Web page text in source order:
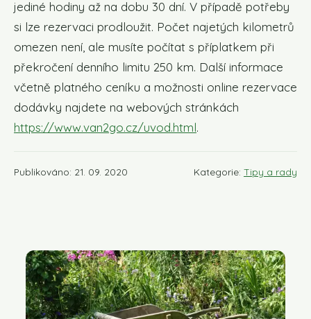
jediné hodiny až na dobu 30 dní. V případě potřeby
si lze rezervaci prodloužit. Počet najetých kilometrů
omezen není, ale musíte počítat s příplatkem při
překročení denního limitu 250 km. Další informace
včetně platného ceníku a možnosti online rezervace
dodávky najdete na webových stránkách
https://www.van2go.cz/uvod.html.
Publikováno: 21. 09. 2020 Kategorie: Tipy a rady